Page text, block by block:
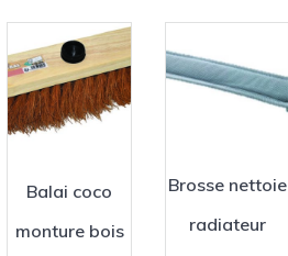
Balai coco
monture bois
Brosse nettoie
radiateur